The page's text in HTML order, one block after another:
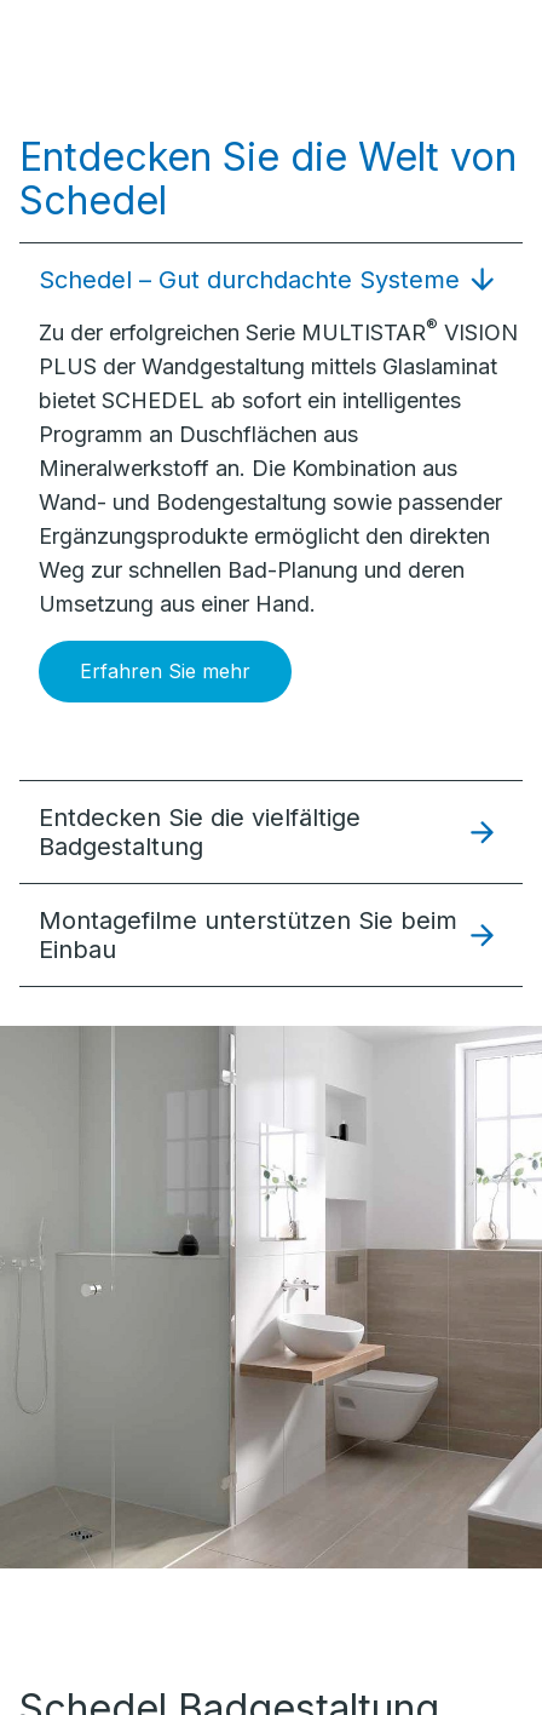
Entdecken Sie die Welt von
Schedel
Schedel – Gut durchdachte Systeme
Zu der erfolgreichen Serie MULTISTAR® VISION
PLUS der Wandgestaltung mittels Glaslaminat
bietet SCHEDEL ab sofort ein intelligentes
Programm an Duschflächen aus
Mineralwerkstoff an. Die Kombination aus
Wand- und Bodengestaltung sowie passender
Ergänzungsprodukte ermöglicht den direkten
Weg zur schnellen Bad-Planung und deren
Umsetzung aus einer Hand.
Erfahren Sie mehr
Entdecken Sie die vielfältige
Badgestaltung
Montagefilme unterstützen Sie beim
Einbau